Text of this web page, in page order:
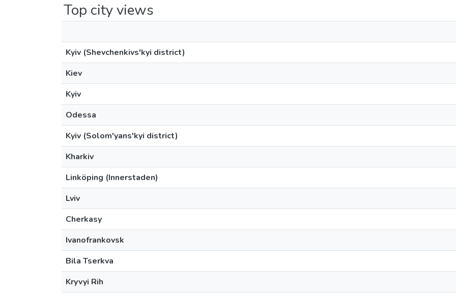
Top city views
Kyiv (Shevchenkivs'kyi district)
Kiev
Kyiv
Odessa
Kyiv (Solom'yans'kyi district)
Kharkiv
Linköping (Innerstaden)
Lviv
Cherkasy
Ivanofrankovsk
Bila Tserkva
Kryvyi Rih